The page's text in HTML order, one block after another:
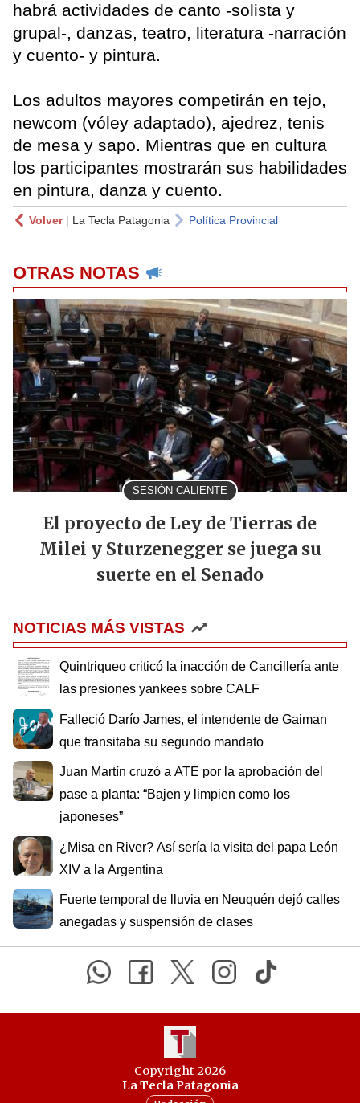
habrá actividades de canto -solista y
grupal-, danzas, teatro, literatura -narración
y cuento- y pintura.
Los adultos mayores competirán en tejo,
newcom (vóley adaptado), ajedrez, tenis
de mesa y sapo. Mientras que en cultura
los participantes mostrarán sus habilidades
en pintura, danza y cuento.
Volver| La Tecla Patagonia Política Provincial
OTRAS NOTAS
SESIÓN CALIENTE
El proyecto de Ley de Tierras de
Milei y Sturzenegger se juega su
suerte en el Senado
NOTICIAS MÁS VISTAS
Quintriqueo criticó la inacción de Cancillería ante
las presiones yankees sobre CALF
Falleció Darío James, el intendente de Gaiman
que transitaba su segundo mandato
Juan Martín cruzó a ATE por la aprobación del
pase a planta: “Bajen y limpien como los
japoneses”
¿Misa en River? Así sería la visita del papa León
XIV a la Argentina
Fuerte temporal de lluvia en Neuquén dejó calles
anegadas y suspensión de clases
Copyright 2026
La Tecla Patagonia